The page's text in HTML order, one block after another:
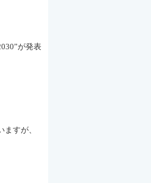
が発表
すが、